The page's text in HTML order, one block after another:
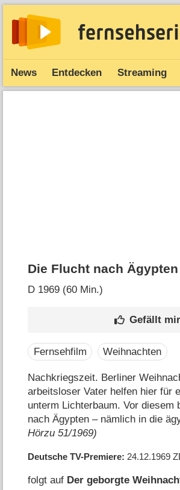
News Entdecken Streaming
Die Flucht nach Ägypten
D 1969 (60 Min.)
Fernsehfilm Weihnachten
Nachkriegszeit. Berliner
arbeitsloser Vater helfen hier für
unterm Lichterbaum. Vor
nach Ägypten – nämlich in die
Hörzu 51/1969)
Deutsche TV-Premiere 24.12.1969
folgt auf Der geborgte